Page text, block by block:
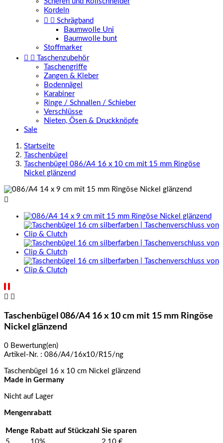
Kordeln
  Schrägband
Baumwolle Uni
Baumwolle bunt
Stoffmarker
 
Taschenzubehör
Taschengriffe
Zangen & Kleber
Bodennägel
Karabiner
Ringe / Schnallen / Schieber
Verschlüsse
Nieten, Ösen & Druckknöpfe
Sale
Startseite
Taschenbügel
Taschenbügel 086/A4 16 x 10 cm mit 15 mm Ringöse
Nickel glänzend

 
Taschenbügel 086/A4 16 x 10 cm mit 15 mm Ringöse
Nickel glänzend
0 Bewertung(en)
Artikel-Nr. : 086/A4/16x10/R15/ng
Taschenbügel 16 x 10 cm Nickel glänzend
Made in Germany
Nicht auf Lager
Mengenrabatt
Menge Rabatt auf Stückzahl Sie sparen